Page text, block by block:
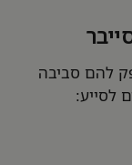
להם סביבה
לסייע: